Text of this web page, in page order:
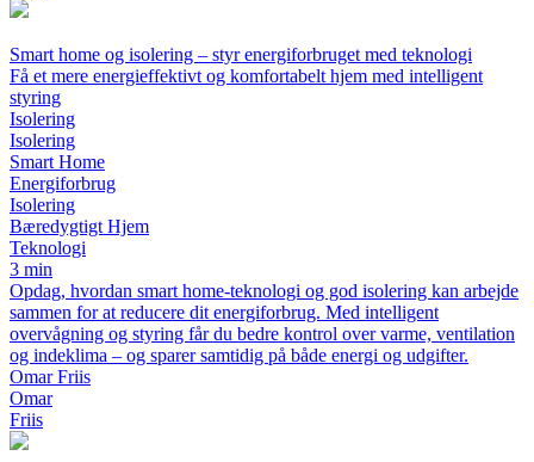
Smart home og isolering – styr energiforbruget med teknologi
Få et mere energieffektivt og komfortabelt hjem med intelligent
styring
Isolering
Isolering
Smart Home
Energiforbrug
Isolering
Bæredygtigt Hjem
Teknologi
3 min
Opdag, hvordan smart home-teknologi og god isolering kan arbejde
sammen for at reducere dit energiforbrug. Med intelligent
overvågning og styring får du bedre kontrol over varme, ventilation
og indeklima – og sparer samtidig på både energi og udgifter.
Omar Friis
Omar
Friis